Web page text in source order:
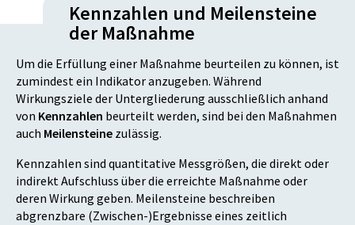
Kennzahlen und Meilensteine
der Maßnahme
Um die Erfüllung einer Maßnahme beurteilen zu können, ist
zumindest ein Indikator anzugeben. Während
Wirkungsziele der Untergliederung ausschließlich anhand
von Kennzahlen beurteilt werden, sind bei den Maßnahmen
auch Meilensteine zulässig.
Kennzahlen sind quantitative Messgrößen, die direkt oder
indirekt Aufschluss über die erreichte Maßnahme oder
deren Wirkung geben. Meilensteine beschreiben
abgrenzbare (Zwischen-)Ergebnisse eines zeitlich